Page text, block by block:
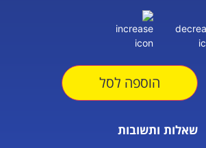
הוספה לסל
שאלות ותשובות